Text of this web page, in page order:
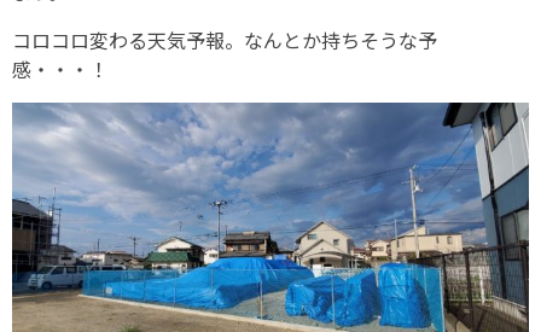
コロコロ変わる天気予報。なんとか持ちそうな予
感・・・！